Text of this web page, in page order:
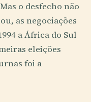
o desfecho não
as negociações
a África do Sul
eleições
foi a